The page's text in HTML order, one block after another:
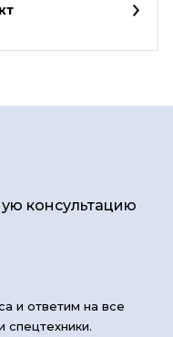
консультацию
и ответим на все
спецтехники.